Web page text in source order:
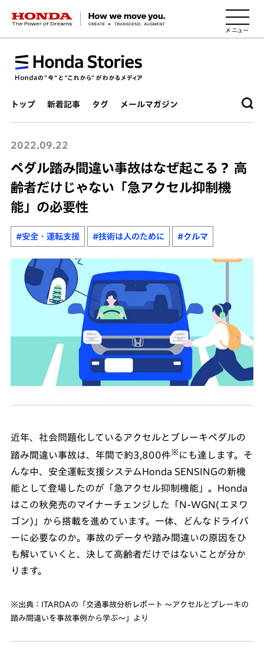
HONDA The Power of Dreams
トップ 新着記事 タグ メールマガジン
2022.09.22
ペダル踏み間違い事故はなぜ起こる？ 高
齢者だけじゃない「急アクセル抑制機
能」の必要性
#安全・運転支援 #技術は人のために #クルマ
近年、社会問題化しているアクセルとブレーキペダルの
踏み間違い事故は、年間で約3,800件※ にも達します。そ
んな中、安全運転支援システムHonda SENSINGの新機
能として登場したのが「急アクセル抑制機能」。Honda
はこの秋発売のマイナーチェンジした「N-WGN(エヌワ
ゴン)」から搭載を進めています。一体、どんなドライバ
ーに必要なのか。事故のデータや踏み間違いの原因をひ
も解いていくと、決して高齢者だけではないことが分か
ります。
※出典：ITARDAの「交通事故分析レポート ～アクセルとブレーキの
踏み間違いを事故事例から学ぶ～」より